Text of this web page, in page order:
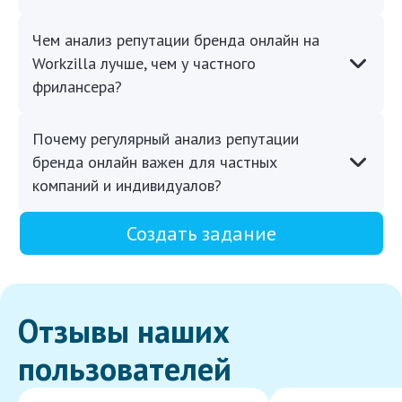
Чем анализ репутации бренда онлайн на
Workzilla лучше, чем у частного
фрилансера?
Почему регулярный анализ репутации
бренда онлайн важен для частных
компаний и индивидуалов?
Создать задание
Отзывы наших
пользователей